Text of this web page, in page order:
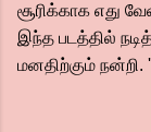
சூரிக்காக எது
இந்த படத்தில்
மனதிற்கும் நன்றி.